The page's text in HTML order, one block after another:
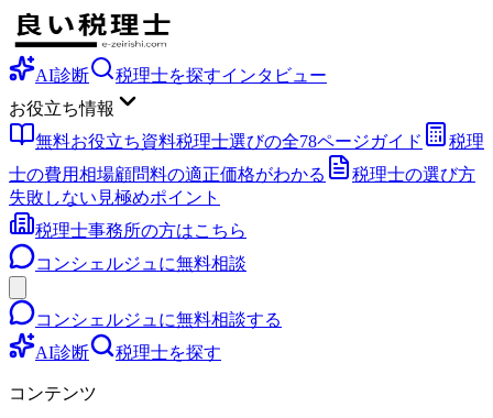
AI診断 税理士を探すインタビュー
お役立ち情報
無料お役立ち資料税理士選びの全78ページガイド
税理
士の費用相場顧問料の適正価格がわかる
税理士の選び方
失敗しない見極めポイント
税理士事務所の方はこちら
コンシェルジュに無料相談
コンシェルジュに無料相談する
AI診断
税理士を探す
コンテンツ